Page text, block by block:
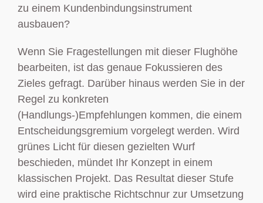
zu einem Kundenbindungsinstrument
ausbauen?
Wenn Sie Fragestellungen mit dieser Flughöhe
bearbeiten, ist das genaue Fokussieren des
Zieles gefragt. Darüber hinaus werden Sie in der
Regel zu konkreten
(Handlungs-)Empfehlungen kommen, die einem
Entscheidungsgremium vorgelegt werden. Wird
grünes Licht für diesen gezielten Wurf
beschieden, mündet Ihr Konzept in einem
klassischen Projekt. Das Resultat dieser Stufe
wird eine praktische Richtschnur zur Umsetzung